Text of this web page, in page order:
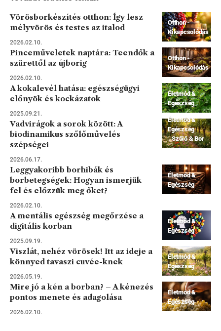
Otthon -
Kikapcsolódás
Vörösborkészítés otthon: Így lesz
mélyvörös és testes az italod
2026.02.10.
Otthon -
Kikapcsolódás
Pinceműveletek naptára: Teendők a
szürettől az újborig
2026.02.10.
Életmód &
Egészség
A kokalevél hatása: egészségügyi
előnyök és kockázatok
2025.09.21.
Életmód &
Egészség
Szőlő & Bor
Vadvirágok a sorok között: A
biodinamikus szőlőművelés
szépségei
2026.06.17.
Életmód &
Egészség
Leggyakoribb borhibák és
borbetegségek: Hogyan ismerjük
fel és előzzük meg őket?
2026.02.10.
Életmód &
Egészség
A mentális egészség megőrzése a
digitális korban
2025.09.19.
Életmód &
Egészség
Viszlát, nehéz vörösek! Itt az ideje a
könnyed tavaszi cuvée-knek
2026.05.19.
Életmód &
Egészség
Mire jó a kén a borban? – A kénezés
pontos menete és adagolása
2026.02.10.